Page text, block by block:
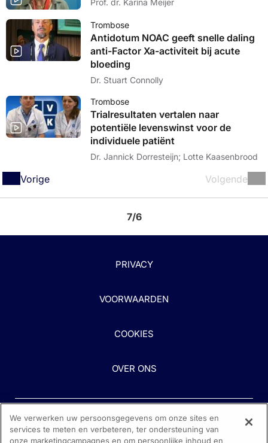
Prof. dr. Karina Meijer
Trombose
Antidotum NOAC geeft snelle daling
anti-Factor Xa-activiteit bij acute
bloeding
Dr. Stuart Connolly
Trombose
Trialresultaten vertalen naar
potentiële levenswinst voor de
individuele patiënt
Dr. Jannick Dorresteijn; Lotte Kaasenbrood
Vorige Volgende
7/6
PRIVACY
VOORWAARDEN
COOKIES
OVER ONS
We verwerken uw persoonsgegevens om onze sites en
services te meten en verbeteren, ter ondersteuning van
onze marketingcampagnes en om persoonlijke inhoud en